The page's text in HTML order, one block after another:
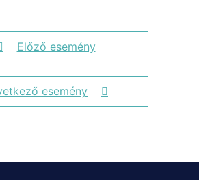
Előző esemény
esemény